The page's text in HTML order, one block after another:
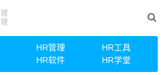
HR管理
HR工具
HR软件 HR学堂